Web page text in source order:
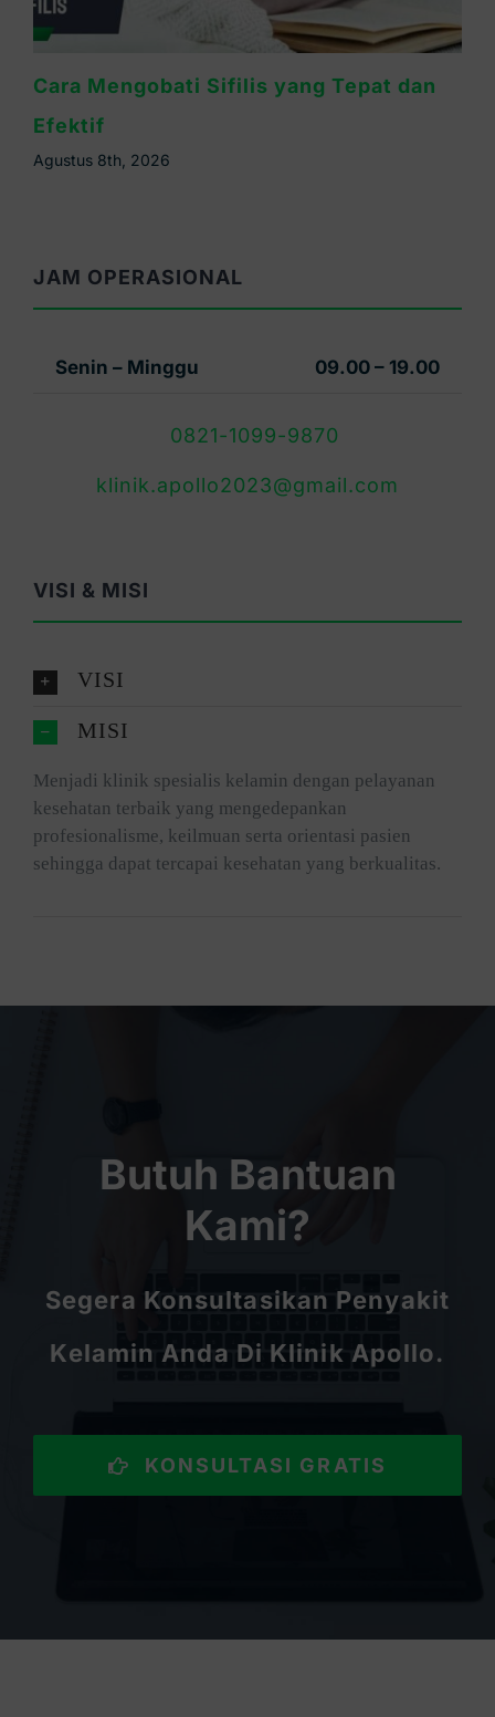
Lebih Bahaya Sifilis atau HIV? Ini
Penjelasannya
Agustus 6th, 2026
JAM OPERASIONAL
Senin – Minggu 09.00 – 19.00
0821-1099-9870
klinik.apollo2023@gmail.com
VISI & MISI
VISI
MISI
Menjadi klinik spesialis kelamin dengan pelayanan
kesehatan terbaik yang mengedepankan
profesionalisme, keilmuan serta orientasi pasien
sehingga dapat tercapai kesehatan yang berkualitas.
Butuh Bantuan
Kami?
Segera Konsultasikan Penyakit
Kelamin Anda Di Klinik Apollo.
KONSULTASI GRATIS